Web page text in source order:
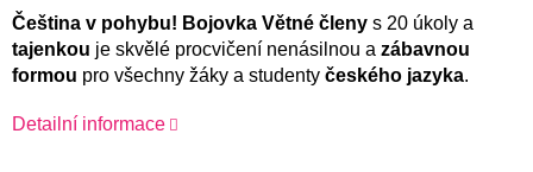
Čeština v pohybu! Bojovka Větné členy s 20 úkoly a
tajenkou je skvělé procvičení nenásilnou a zábavnou
formou pro všechny žáky a studenty českého jazyka.
Detailní informace